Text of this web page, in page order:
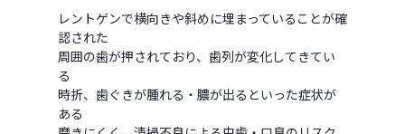
レントゲンで横向きや斜めに埋まっていることが確
認された
周囲の歯が押されており、歯列が変化してきてい
る
時折、歯ぐきが腫れる・膿が出るといった症状が
ある